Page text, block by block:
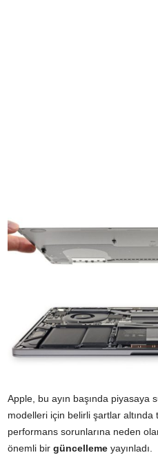
Apple, bu ayın başında piyasaya
modelleri için belirli şartlar
performans sorunlarına neden
önemli bir güncelleme yayınladı.